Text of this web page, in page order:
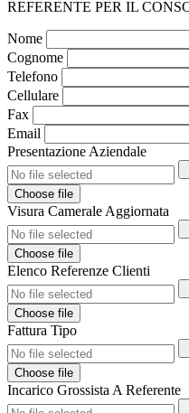
REFERENTE PER IL
Nome
Cognome
Telefono
Cellulare
Fax
Email
Presentazione Aziendale
Choose file
Visura Camerale Aggiornata
Choose file
Elenco Referenze Clienti
Choose file
Fattura Tipo
Choose file
Incarico Grossista A Referente